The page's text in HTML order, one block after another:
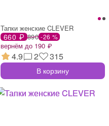
Тапки женские CLEVER
660 ₽ 890 -26 %
вернём до 190 ₽
4.9 2 315
В корзину